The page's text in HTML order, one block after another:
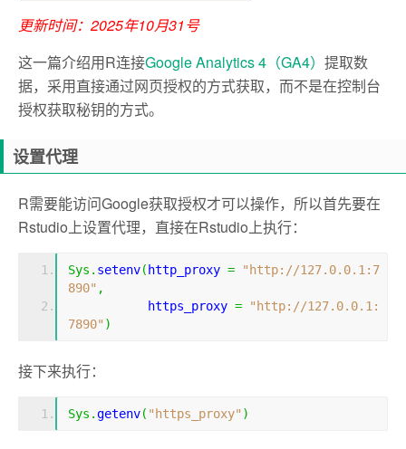
更新时间：2025年10月31号
这一篇介绍用R连接Google Analytics 4（GA4） 提取数
据，采用直接通过网页授权的方式获取，而不是在控制台
授权获取秘钥的方式。
设置代理
R需要能访问Google获取授权才可以操作，所以首先要在
Rstudio上设置代理，直接在Rstudio上执行：
Sys . setenv( http_proxy =
"http://127.0.0.1:7
890" ,
           https_proxy
=
"http://127.0.0.1:
7890" )
接下来执行：
Sys .getenv( "https_proxy" )